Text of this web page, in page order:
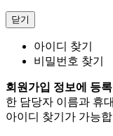
닫기
아이디 찾기
비밀번호 찾기
회원가입 정보에 등
한 담당자 이름과 휴
아이디 찾기가 가능